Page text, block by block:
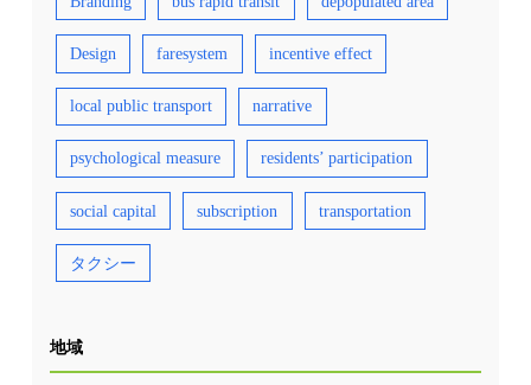
頼りすぎない 視察者が多いことを自慢する実
験が散見されるが、最初から視察者を集めるこ
とを目標にしているならまだしも、大義名分か
ら考えれば、地域の方が使おうと思うことが第
一義である。そして、視察者で満員の車両に地
域の人が乗れなくなっているというような事態
は避けるべきである。常になんのために実験を
しているのか、原点に立ち戻りつつ、視察者対
応を、必要に応じて、優先順位を踏まえて考え
か安価な運賃で地域の人の体験者を増やす 短
期間の実験では、どんなに広報を工夫しても、
前述のように、そう簡単に日常の生活の行動を
変えることは期待できない。そうであれば、む
しろ割り切って、地域の人にどんどん体験して
が、もし10台あれば、それをさまざまな人たち
が体験すれば、地域の関心度は高まる。高齢者
や足腰が不自由な人と決めつけず、少し疲れた
Design faresystem incentive effect
local public transport narrative
psychological measure residents’ participation
social capital subscription transportation
タクシー
地域